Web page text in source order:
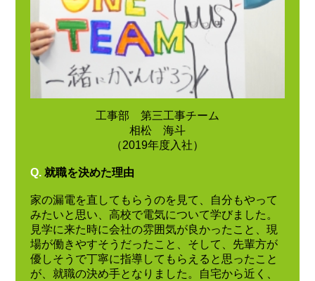
工事部 第三工事チーム
相松 海斗
（2019年度入社）
Q. 就職を決めた理由
家の漏電を直してもらうのを見て、自分もやって
みたいと思い、高校で電気について学びました。
見学に来た時に会社の雰囲気が良かったこと、現
場が働きやすそうだったこと、そして、先輩方が
優しそうで丁寧に指導してもらえると思ったこと
が、就職の決め手となりました。自宅から近く、